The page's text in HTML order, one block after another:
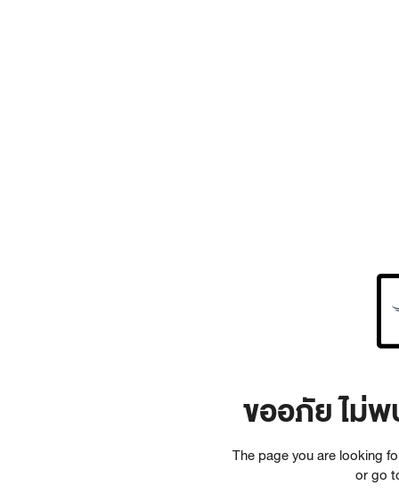
ขออภัย ไม่
The page you are looking
or go